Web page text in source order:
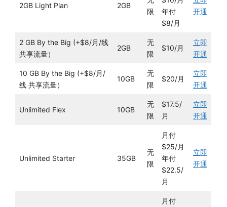
2GB Light Plan 2GB
限
年付
$8/月
开通
2 GB By the Big (+$8/月/线
共享流量）
2GB
无
限
$10/月
立即
开通
10 GB By the Big (+$8/月/
线 共享流量）
10GB
无
限
$20/月
立即
开通
Unlimited Flex 10GB
无
限
$17.5/
月
立即
开通
Unlimited Starter 35GB
无
限
月付
$25/月
年付
$22.5/
月
立即
开通
月付